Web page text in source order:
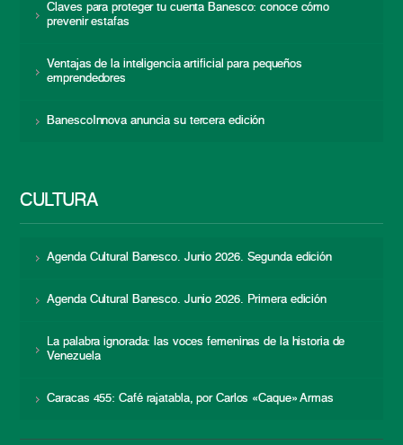
Claves para proteger tu cuenta Banesco: conoce cómo
prevenir estafas
Ventajas de la inteligencia artificial para pequeños
emprendedores
BanescoInnova anuncia su tercera edición
CULTURA
Agenda Cultural Banesco. Junio 2026. Segunda edición
Agenda Cultural Banesco. Junio 2026. Primera edición
La palabra ignorada: las voces femeninas de la historia de
Venezuela
Caracas 455: Café rajatabla, por Carlos «Caque» Armas